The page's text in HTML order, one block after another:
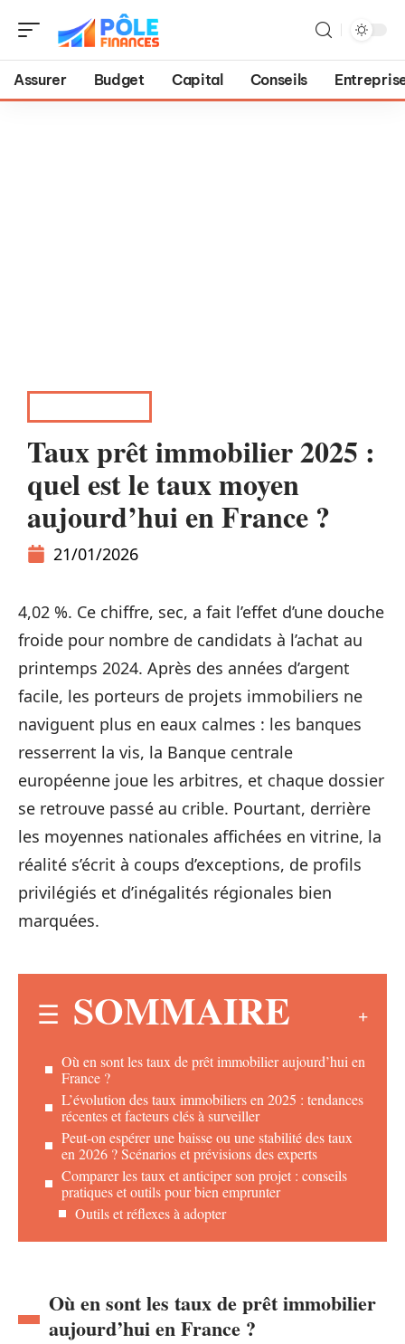
Assurer Budget Capital Conseils
Taux prêt immobilier 2025 :
quel est le taux moyen
aujourd’hui en France ?
21/01/2026
4,02 %. Ce chiffre, sec, a fait l’effet d’une douche
froide pour nombre de candidats à l’achat au
printemps 2024. Après des années d’argent
facile, les porteurs de projets immobiliers ne
naviguent plus en eaux calmes : les banques
resserrent la vis, la Banque centrale
européenne joue les arbitres, et chaque dossier
se retrouve passé au crible. Pourtant, derrière
les moyennes nationales affichées en vitrine, la
réalité s’écrit à coups d’exceptions, de profils
privilégiés et d’inégalités régionales bien
marquées.
SOMMAIRE
Où en sont les taux de prêt immobilier aujourd’hui en
France ?
L’évolution des taux immobiliers en 2025 : tendances
récentes et facteurs clés à surveiller
Peut-on espérer une baisse ou une stabilité des taux
en 2026 ? Scénarios et prévisions des experts
Comparer les taux et anticiper son projet : conseils
pratiques et outils pour bien emprunter
Outils et réflexes à adopter
Où en sont les taux de prêt immobilier
aujourd’hui en France ?